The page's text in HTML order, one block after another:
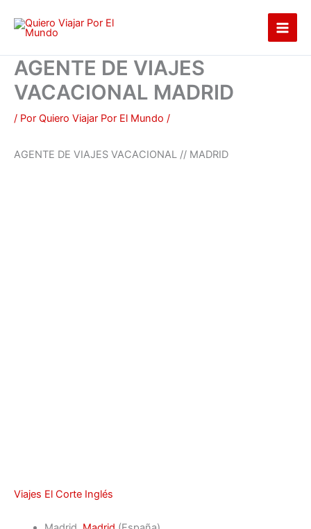
AGENTE DE VIAJES
VACACIONAL MADRID
/ Por Quiero Viajar Por El Mundo /
AGENTE DE VIAJES VACACIONAL // MADRID
Viajes El Corte Inglés